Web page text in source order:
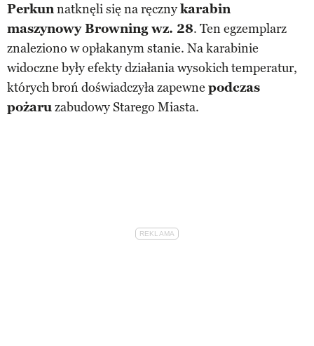
Perkunnatknęli się na ręcznykarabin
maszynowy Browning wz. 28. Ten egzemplarz
znaleziono w opłakanym stanie. Na karabinie
widoczne były efekty działania wysokich temperatur,
których broń doświadczyła zapewne podczas
pożaruzabudowy Starego Miasta.